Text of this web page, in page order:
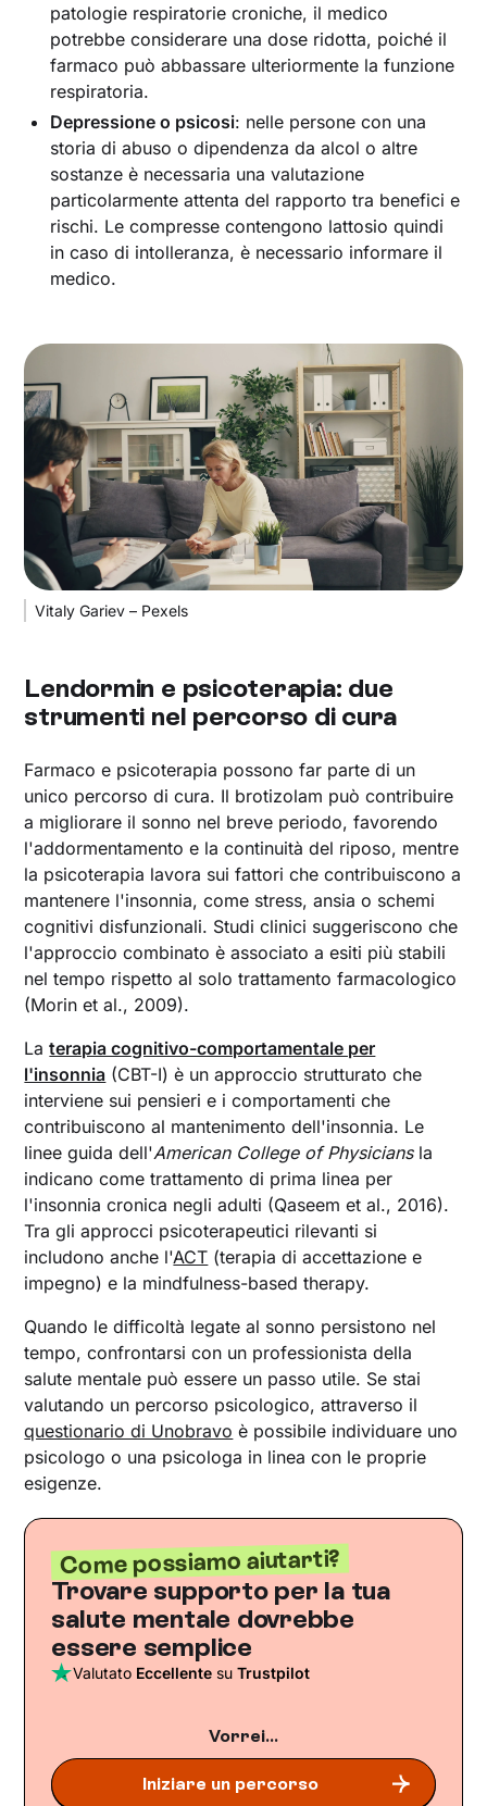
patologie respiratorie croniche, il medico
potrebbe considerare una dose ridotta, poiché il
farmaco può abbassare ulteriormente la funzione
respiratoria.
Depressione o psicosi: nelle persone con una
storia di abuso o dipendenza da alcol o altre
sostanze è necessaria una valutazione
particolarmente attenta del rapporto tra benefici e
rischi. Le compresse contengono lattosio quindi
in caso di intolleranza, è necessario informare il
medico.
Vitaly Gariev – Pexels
Lendormin e psicoterapia: due
strumenti nel percorso di cura
Farmaco e psicoterapia possono far parte di un
unico percorso di cura. Il brotizolam può contribuire
a migliorare il sonno nel breve periodo, favorendo
l'addormentamento e la continuità del riposo, mentre
la psicoterapia lavora sui fattori che contribuiscono a
mantenere l'insonnia, come stress, ansia o schemi
cognitivi disfunzionali. Studi clinici suggeriscono che
l'approccio combinato è associato a esiti più stabili
nel tempo rispetto al solo trattamento farmacologico
(Morin et al., 2009).
Laterapia cognitivo-comportamentale per
l'insonnia (CBT-I) è un approccio strutturato che
interviene sui pensieri e i comportamenti che
contribuiscono al mantenimento dell'insonnia. Le
linee guida dell'American College of Physiciansla
indicano come trattamento di prima linea per
l'insonnia cronica negli adulti (Qaseem et al., 2016).
Tra gli approcci psicoterapeutici rilevanti si
includono anche l'ACT (terapia di accettazione e
impegno) e la mindfulness-based therapy.
Quando le difficoltà legate al sonno persistono nel
tempo, confrontarsi con un professionista della
salute mentale può essere un passo utile. Se stai
valutando un percorso psicologico, attraverso il
questionario di Unobravo è possibile individuare uno
psicologo o una psicologa in linea con le proprie
esigenze.
Come possiamo aiutarti?
Trovare supporto per la tua
salute mentale dovrebbe
essere semplice
Valutato Eccellente suTrustpilot
Vorrei...
Iniziare un percorso